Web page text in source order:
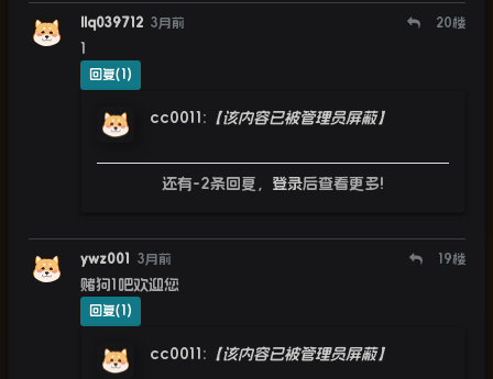
llq039712 3月前 20楼
1
回复(1)
cc0011 : 【该内容已被管理员屏蔽】
还有-2条回复， 登录后查看更多!
ywz001 3月前 19楼
赌狗1吧欢迎您
回复(1)
cc0011 : 【该内容已被管理员屏蔽】